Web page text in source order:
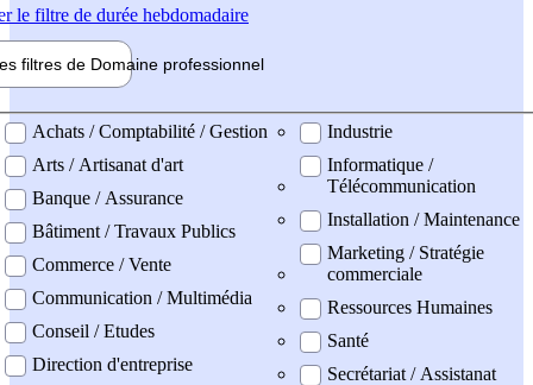
le filtre de durée hebdomadaire
filtres de Domaine professionnel
professionel
Achats / Comptabilité / Gestion
Arts / Artisanat d'art
Banque / Assurance
Bâtiment / Travaux Publics
Commerce / Vente
Communication / Multimédia
Conseil / Etudes
Direction d'entreprise
Industrie
Informatique /
Télécommunication
Installation / Maintenance
Marketing / Stratégie
commerciale
Ressources Humaines
Santé
Secrétariat / Assistanat